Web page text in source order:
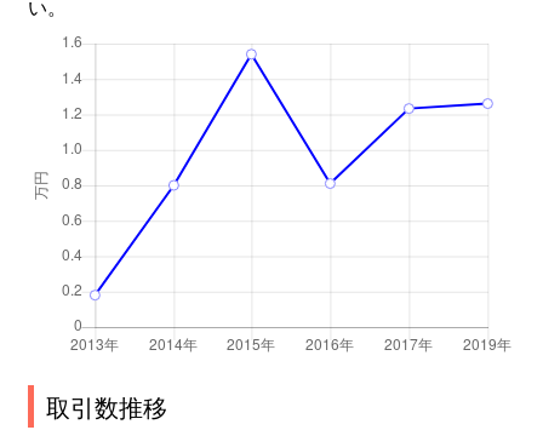
い。
取引数推移